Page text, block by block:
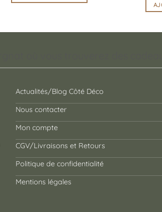
Actualités/Blog Côté Déco
Nous contacter
Mon compte
CGV/Livraisons et Retours
Politique de confidentialité
Mentions légales